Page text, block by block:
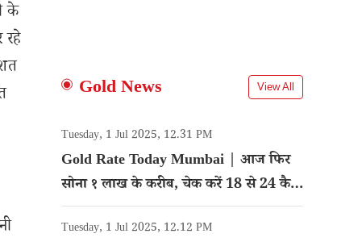
के
Gold News View All
Tuesday, 1 Jul 2025, 12.31 PM
Gold Rate Today Mumbai | आज फिर
सोना १ लाख के करीब, चेक करें 18 से 24 कैरेट
गोल्ड का रेट
Tuesday, 1 Jul 2025, 12.12 PM